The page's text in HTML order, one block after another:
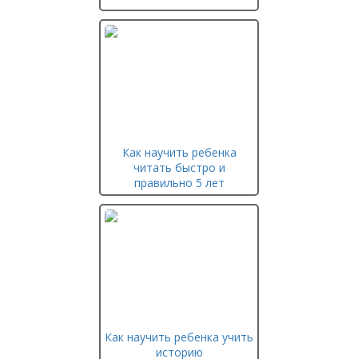
Как научить ребенка
читать быстро и
правильно 5 лет
Как научить ребенка учить
историю